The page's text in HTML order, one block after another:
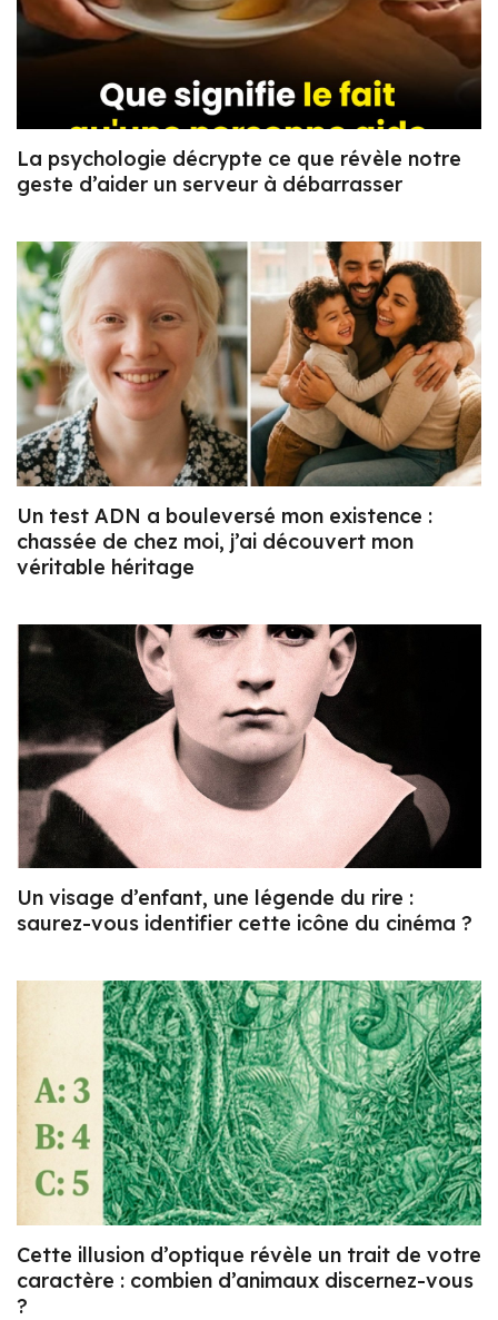
La psychologie décrypte ce que révèle notre
geste d’aider un serveur à débarrasser
Un test ADN a bouleversé mon existence :
chassée de chez moi, j’ai découvert mon
véritable héritage
Un visage d’enfant, une légende du rire :
saurez-vous identifier cette icône du cinéma ?
Cette illusion d’optique révèle un trait de votre
caractère : combien d’animaux discernez-vous
?